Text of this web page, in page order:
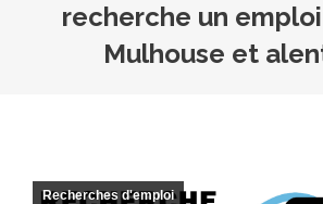
recherche un
Mulhouse et
Recherches d'emploi